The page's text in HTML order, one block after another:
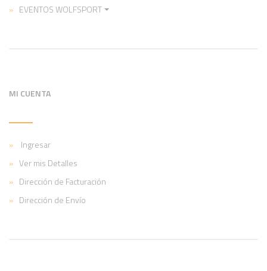
EVENTOS WOLFSPORT
MI CUENTA
Ingresar
Ver mis Detalles
Dirección de Facturación
Dirección de Envío